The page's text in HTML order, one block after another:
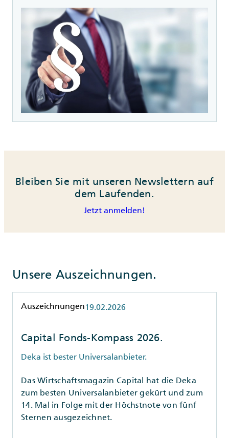
Bleiben Sie mit unseren Newslettern auf
dem Laufenden.
Jetzt anmelden!
Unsere Auszeichnungen.
Rubrik
Auszeichnungen19.02.2026
Capital Fonds-Kompass 2026.
Deka ist bester Universalanbieter.
Das Wirtschaftsmagazin Capital hat die Deka
zum besten Universalanbieter gekürt und zum
14. Mal in Folge mit der Höchstnote von fünf
Sternen ausgezeichnet.